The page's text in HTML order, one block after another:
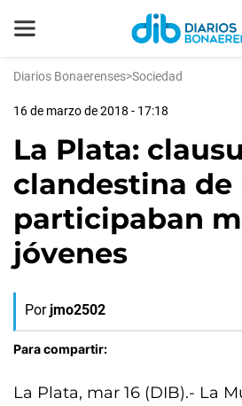
Diarios Bonaerenses>Sociedad
16 de marzo de 2018 - 17:18
La Plata:
clandestina de
participaban
jóvenes
Por jmo2502
Para compartir:
La Plata, mar 16 (DIB).- La